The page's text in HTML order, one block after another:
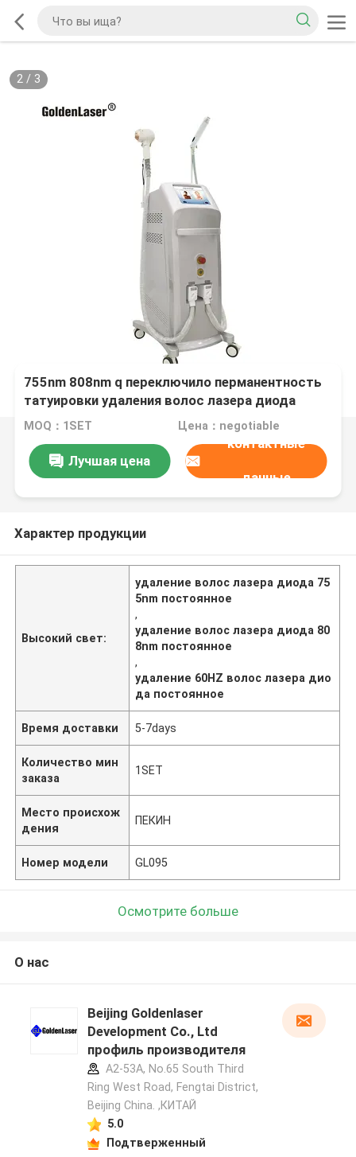
2/ 3
755nm 808nm q переключило перманентность
татуировки удаления волос лазера диода
постоянную
MOQ：1SET Цена：negotiable
Лучшая цена
контактные
данные
Характер продукции
Высокий свет:
удаление волос лазера диода 75
5nm постоянное
,
удаление волос лазера диода 80
8nm постоянное
,
удаление 60HZ волос лазера дио
да постоянное
Время доставки 5-7days
Количество мин
заказа
1SET
Место происхож
дения
ПЕКИН
Номер модели GL095
Осмотрите больше
О нас
Beijing Goldenlaser
Development Co., Ltd
профиль производителя
A2-53A, No.65 South Third
Ring West Road, Fengtai District,
Beijing China. ,КИТАЙ
5.0
Подтверженный